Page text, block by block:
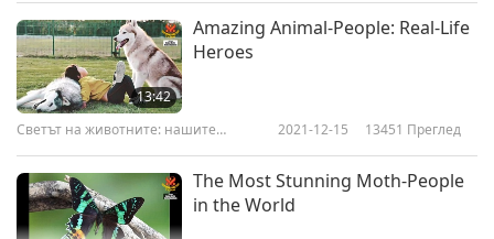
13:42
Amazing Animal-People: Real-Life
Heroes
Светът на животните: нашите
2021-12-15 13451 Преглед
The Most Stunning Moth-People
in the World